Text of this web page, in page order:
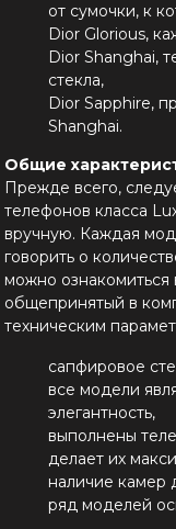
от сумочки, к
Dior Glorious,
Dior Shanghai,
стекла,
Dior Sapphire,
Shanghai.
Общие
Прежде всего,
телефонов класса
вручную. Каждая
говорить о
можно ознакомиться
общепринятый в
техническим
сапфировое
все модели
элегантность,
выполнены
делает их
наличие камер
ряд моделей